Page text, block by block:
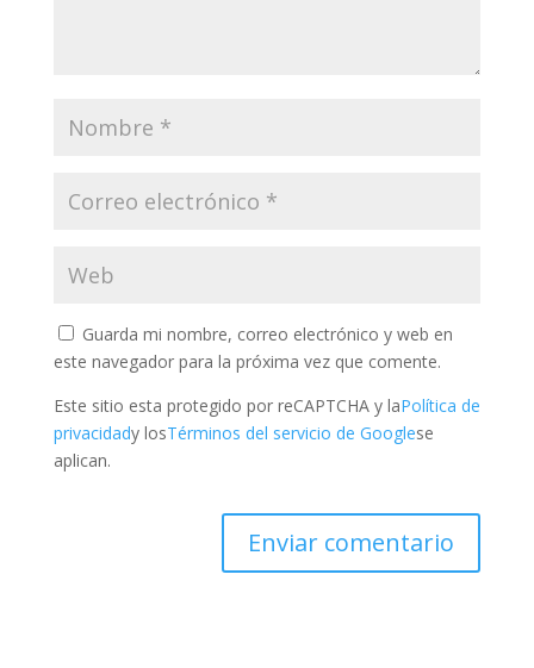
Guarda mi nombre, correo electrónico y web en
este navegador para la próxima vez que comente.
Este sitio esta protegido por reCAPTCHA y laPolítica de
privacidady losTérminos del servicio de Googlese
aplican.